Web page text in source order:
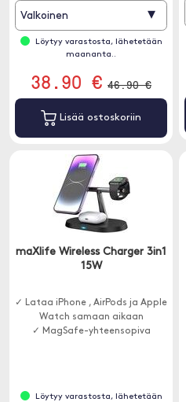
Valkoinen ▾
Löytyy varastosta, lähetetään
maananta..
38.90 € 46.90 €
Lisää ostoskoriin
maXlife Wireless Charger 3in1
15W
✓ Lataa iPhone , AirPods ja Apple
Watch samaan aikaan
✓ MagSafe-yhteensopiva
Löytyy varastosta, lähetetään